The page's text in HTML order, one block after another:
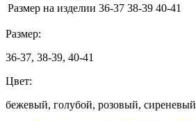
Размер на изделии 36-37 38-39 40-41
Размер:
36-37, 38-39, 40-41
Цвет:
бежевый, голубой, розовый, сиреневый